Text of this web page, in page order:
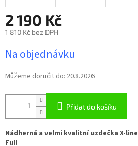
2 190 Kč
1 810 Kč bez DPH
cena:
Na objednávku
Můžeme doručit do: 20.8.2026
Přidat do košíku
Nádherná a velmi kvalitní uzdečka X-line
Full